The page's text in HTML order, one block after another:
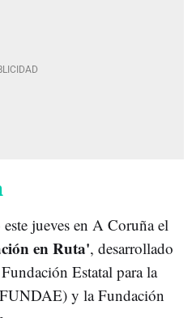
jueves en A Coruña el
en Ruta', desarrollado
Estatal para la
y la Fundación